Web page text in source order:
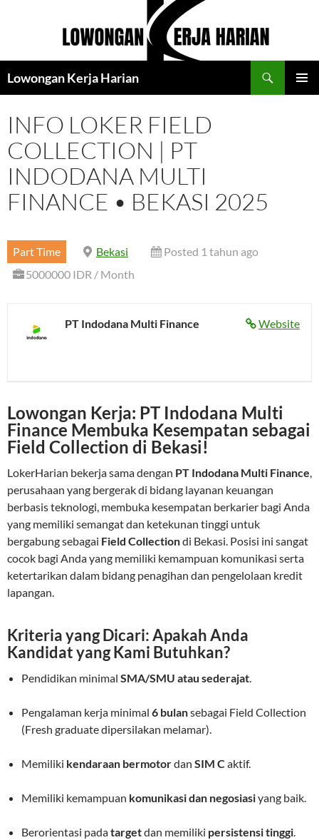
Lowongan Kerja Harian
INFO LOKER FIELD
COLLECTION | PT
INDODANA MULTI
FINANCE • BEKASI 2025
Part Time Bekasi
Posted 1 tahun ago
5000000 IDR / Month
Website
PT Indodana Multi Finance
Lowongan Kerja: PT Indodana Multi
Finance Membuka Kesempatan sebagai
Field Collection di Bekasi!
LokerHarian bekerja sama dengan PT Indodana Multi Finance,
perusahaan yang bergerak di bidang layanan keuangan
berbasis teknologi, membuka kesempatan berkarier bagi Anda
yang memiliki semangat dan ketekunan tinggi untuk
bergabung sebagai Field Collectiondi Bekasi. Posisi ini sangat
cocok bagi Anda yang memiliki kemampuan komunikasi serta
ketertarikan dalam bidang penagihan dan pengelolaan kredit
lapangan.
Kriteria yang Dicari: Apakah Anda
Kandidat yang Kami Butuhkan?
Pendidikan minimal SMA/SMU atau sederajat.
Pengalaman kerja minimal 6 bulansebagai Field Collection
(Fresh graduate dipersilakan melamar).
Memiliki kendaraan bermotordan SIM C aktif.
Memiliki kemampuan komunikasi dan negosiasiyang baik.
Berorientasi padatargetdan memiliki persistensi tinggi.